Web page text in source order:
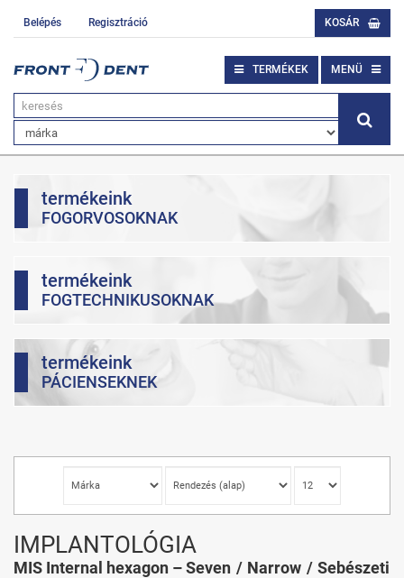
Belépés Regisztráció KOSÁR
TERMÉKEK MENÜ
termékeink
FOGORVOSOKNAK
termékeink
FOGTECHNIKUSOKNAK
termékeink
PÁCIENSEKNEK
IMPLANTOLÓGIA
MIS Internal hexagon – Seven Narrow
Sebészeti